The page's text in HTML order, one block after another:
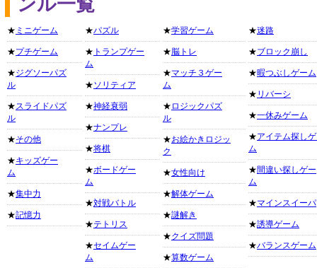
ンル一覧
★ ミニゲーム
★プチゲーム
★ジグソーパズ
ル
★スライドパズ
ル
★その他
★キッズゲー
ム
★集中力
★記憶力
★パズル
★ トランプゲー
ム
★ソリティア
★神経衰弱
★ナンプレ
★将棋
★ボードゲー
ム
★対戦バトル
★テトリス
★セイムゲー
ム
★学習ゲーム
★脳トレ
★マッチ３ゲー
ム
★ ロジックパズ
ル
★お絵かきロジッ
ク
★女性向け
★解体ゲーム
★謎解き
★クイズ問題
★算数ゲーム
★迷路
★ブロック崩し
★暇つぶしゲーム
★ リバーシ
★一休みゲーム
★アイテム探し
ム
★間違い探しゲー
ム
★マインスイーパ
★誘導ゲーム
★バランスゲーム